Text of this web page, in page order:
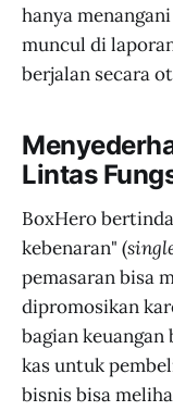
hanya
muncul di
berjalan secara
Lintas
BoxHero
kebenaran" (
pemasaran bisa
dipromosikan
bagian
kas untuk
bisnis bisa